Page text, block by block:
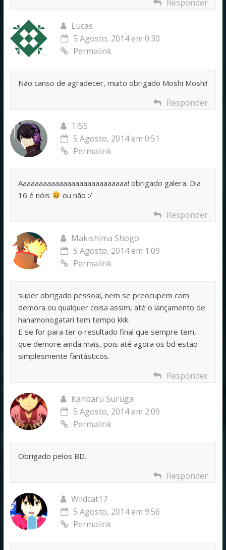
Responder
Lucas
5 Agosto, 2014 em 0:30
Permalink
Não canso de agradecer, muito obrigado Moshi Moshi!
Responder
TiSS
5 Agosto, 2014 em 0:51
Permalink
Aaaaaaaaaaaaaaaaaaaaaaaaaaa! obrigado galera. Dia
16 é nóis
ou não :/
Responder
Makishima Shogo
5 Agosto, 2014 em 1:09
Permalink
super obrigado pessoal, nem se preocupem com
demora ou qualquer coisa assim, até o lançamento de
hanamonogatari tem tempo kkk.
E se for para ter o resultado final que sempre tem,
que demore ainda mais, pois até agora os bd estão
simplesmente fantásticos.
Responder
Kanbaru Suruga
5 Agosto, 2014 em 2:09
Permalink
Obrigado pelos BD.
Responder
Wildcat17
5 Agosto, 2014 em 9:56
Permalink